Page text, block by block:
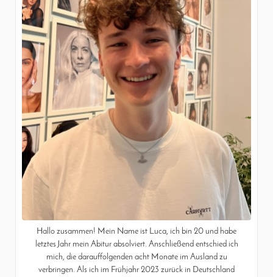
Hallo zusammen! Mein Name ist Luca, ich bin 20 und habe
letztes Jahr mein Abitur absolviert. Anschließend entschied ich
mich, die darauffolgenden acht Monate im Ausland zu
verbringen. Als ich im Frühjahr 2023 zurück in Deutschland